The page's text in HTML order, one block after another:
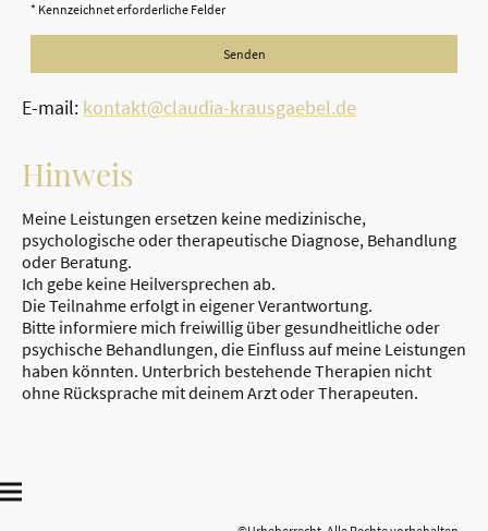
* Kennzeichnet erforderliche Felder
Senden
E-mail: kontakt@claudia-krausgaebel.de
Hinweis
Meine Leistungen ersetzen keine medizinische,
psychologische oder therapeutische Diagnose, Behandlung
oder Beratung.
Ich gebe keine Heilversprechen ab.
Die Teilnahme erfolgt in eigener Verantwortung.
Bitte informiere mich freiwillig über gesundheitliche oder
psychische Behandlungen, die Einfluss auf meine Leistungen
haben könnten. Unterbrich bestehende Therapien nicht
ohne Rücksprache mit deinem Arzt oder Therapeuten.